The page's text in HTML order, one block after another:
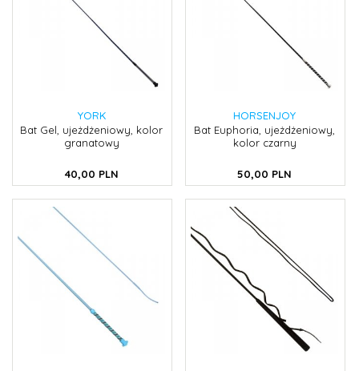
YORK
Bat Gel, ujeżdżeniowy, kolor
granatowy
40,00 PLN
HORSENJOY
Bat Euphoria, ujeżdżeniowy,
kolor czarny
50,00 PLN